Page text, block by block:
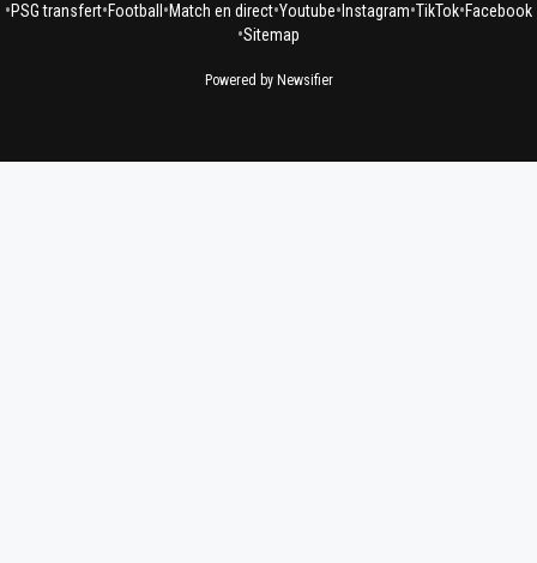
•PSG transfert•Football •Match en direct•Youtube• Instagram•TikTok•Facebook
•Sitemap
Powered by Newsifier